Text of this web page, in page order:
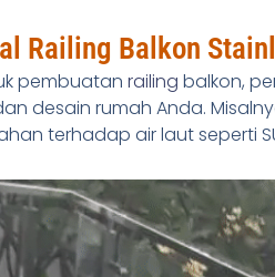
Railing Balkon
pembuatan railing balkon,
desain rumah Anda.
terhadap air laut seperti